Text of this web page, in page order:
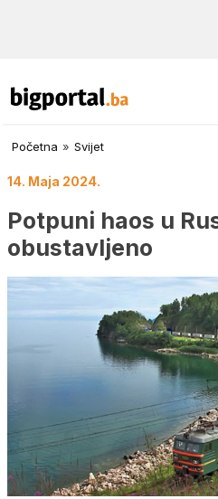
Početna » Svijet
14. Maja 2024.
Potpuni haos u
obustavljeno